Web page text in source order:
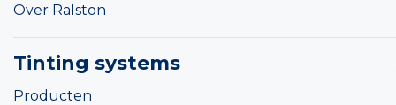
Over Ralston
Tinting systems
Producten